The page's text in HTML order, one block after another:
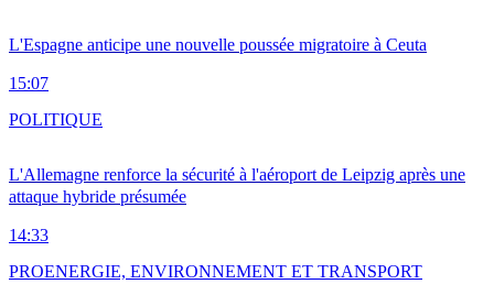
L'Espagne anticipe une nouvelle poussée migratoire à Ceuta
15:07
L'Allemagne renforce la sécurité à l'aéroport de Leipzig après une
attaque hybride présumée
14:33
POLITIQUE
PROENERGIE, ENVIRONNEMENT ET TRANSPORT